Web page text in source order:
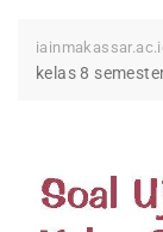
kelas 8